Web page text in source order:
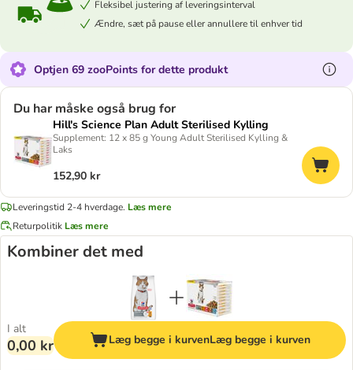
Fleksibel justering af leveringsinterval
Ændre, sæt på pause eller annullere til enhver tid
Optjen 69 zooPoints for dette produkt
Du har måske også brug for
Hill's Science Plan Adult Sterilised Kylling
Supplement: 12 x 85 g Young Adult Sterilised Kylling &
Laks
152,90 kr
Leveringstid 2-4 hverdage. Læs mere
Returpolitik Læs mere
Kombiner det med
I alt
0,00 kr Læg begge i kurvenLæg begge i kurven